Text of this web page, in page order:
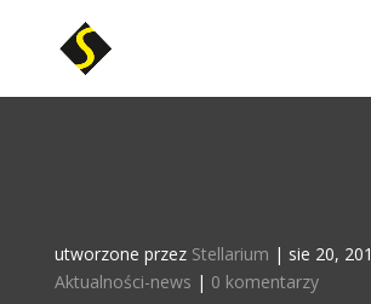
utworzone przez Stellarium | sie 20,
Aktualności-news | 0 komentarzy